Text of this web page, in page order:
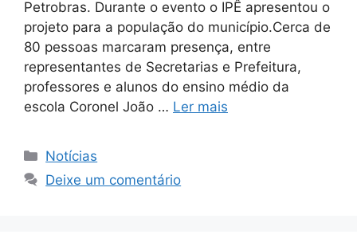
Petrobras. Durante o evento o IPÊ apresentou o
projeto para a população do município.Cerca de
80 pessoas marcaram presença, entre
representantes de Secretarias e Prefeitura,
professores e alunos do ensino médio da
escola Coronel João … Ler mais
Notícias
Deixe um comentário